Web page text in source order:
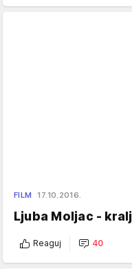
FILM 17.10.2016.
Ljuba Moljac -
Reaguj 40